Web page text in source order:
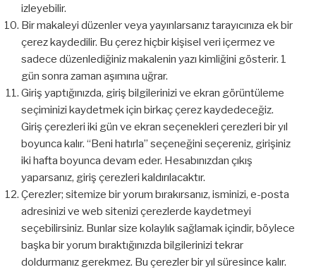
izleyebilir.
Bir makaleyi düzenler veya yayınlarsanız tarayıcınıza ek bir
çerez kaydedilir. Bu çerez hiçbir kişisel veri içermez ve
sadece düzenlediğiniz makalenin yazı kimliğini gösterir. 1
gün sonra zaman aşımına uğrar.
Giriş yaptığınızda, giriş bilgilerinizi ve ekran görüntüleme
seçiminizi kaydetmek için birkaç çerez kaydedeceğiz.
Giriş çerezleri iki gün ve ekran seçenekleri çerezleri bir yıl
boyunca kalır. “Beni hatırla” seçeneğini seçereniz, girişiniz
iki hafta boyunca devam eder. Hesabınızdan çıkış
yaparsanız, giriş çerezleri kaldırılacaktır.
Çerezler; sitemize bir yorum bırakırsanız, isminizi, e-posta
adresinizi ve web sitenizi çerezlerde kaydetmeyi
seçebilirsiniz. Bunlar size kolaylık sağlamak içindir, böylece
başka bir yorum bıraktığınızda bilgilerinizi tekrar
doldurmanız gerekmez. Bu çerezler bir yıl süresince kalır.